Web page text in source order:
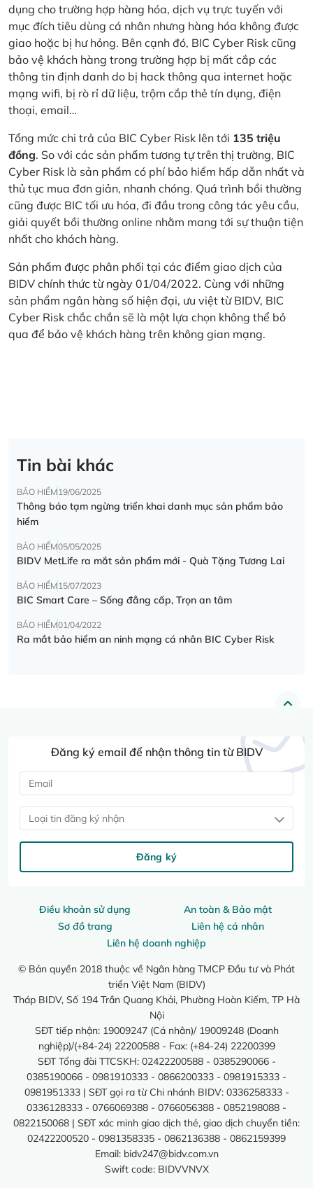
dụng cho trường hợp hàng hóa, dịch vụ trực tuyến với
mục đích tiêu dùng cá nhân nhưng hàng hóa không được
giao hoặc bị hư hỏng. Bên cạnh đó, BIC Cyber Risk cũng
bảo vệ khách hàng trong trường hợp bị mất cắp các
thông tin định danh do bị hack thông qua internet hoặc
mạng wifi, bị rò rỉ dữ liệu, trộm cắp thẻ tín dụng, điện
thoại, email…
Tổng mức chi trả của BIC Cyber Risk lên tới 135 triệu
đồng. So với các sản phẩm tương tự trên thị trường, BIC
Cyber Risk là sản phẩm có phí bảo hiểm hấp dẫn nhất và
thủ tục mua đơn giản, nhanh chóng. Quá trình bồi thường
cũng được BIC tối ưu hóa, đi đầu trong công tác yêu cầu,
giải quyết bồi thường online nhằm mang tới sự thuận tiện
nhất cho khách hàng.
Sản phẩm được phân phối tại các điểm giao dịch của
BIDV chính thức từ ngày 01/04/2022. Cùng với những
sản phẩm ngân hàng số hiện đại, ưu việt từ BIDV, BIC
Cyber Risk chắc chắn sẽ là một lựa chọn không thể bỏ
qua để bảo vệ khách hàng trên không gian mạng.
Tin bài khác
BẢO HIỂM19/06/2025
Thông báo tạm ngừng triển khai danh mục sản phẩm bảo
hiểm
BẢO HIỂM05/05/2025
BIDV MetLife ra mắt sản phẩm mới - Quà Tặng Tương Lai
BẢO HIỂM15/07/2023
BIC Smart Care – Sống đẳng cấp, Trọn an tâm
BẢO HIỂM01/04/2022
Ra mắt bảo hiểm an ninh mạng cá nhân BIC Cyber Risk
Điều khoản sử dụng
An toàn & Bảo mật
Sơ đồ trang
Liên hệ cá nhân
Liên hệ doanh nghiệp
© Bản quyền 2018 thuộc về Ngân hàng TMCP Đầu tư và Phát
triển Việt Nam (BIDV)
Tháp BIDV, Số 194 Trần Quang Khải, Phường Hoàn Kiếm, TP Hà
Nội
SĐT tiếp nhận: 19009247 (Cá nhân)/ 19009248 (Doanh
nghiệp)/(+84-24) 22200588 - Fax: (+84-24) 22200399
SĐT Tổng đài TTCSKH: 02422200588 - 0385290066 -
0385190066 - 0981910333 - 0866200333 - 0981915333 -
0981951333 | SĐT gọi ra từ Chi nhánh BIDV: 0336258333 -
0336128333 - 0766069388 - 0766056388 - 0852198088 -
0822150068 | SĐT xác minh giao dịch thẻ, giao dịch chuyển tiền:
02422200520 - 0981358335 - 0862136388 - 0862159399
Email: bidv247@bidv.com.vn
Swift code: BIDVVNVX
Đăng ký email để nhận thông tin từ BIDV
Loại tin đăng ký nhận
Đăng ký